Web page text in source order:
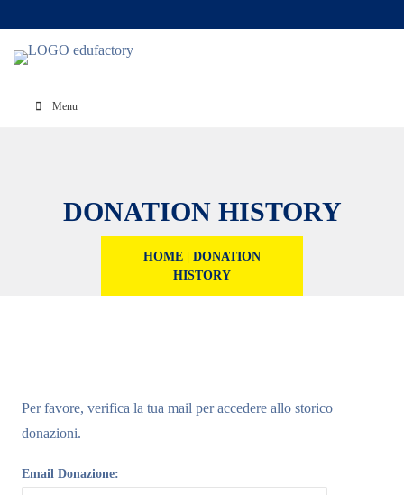
Menu
DONATION HISTORY
HOME
DONATION
HISTORY
Per favore, verifica la tua mail per accedere allo storico
donazioni.
Email Donazione: